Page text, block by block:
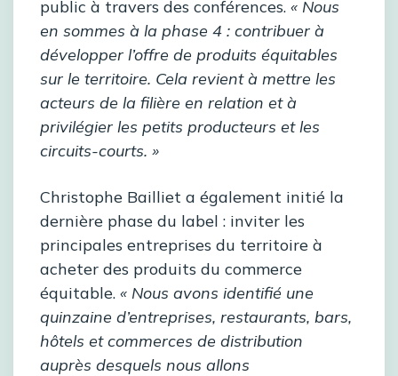
public à travers des conférences. « Nous
en sommes à la phase 4 : contribuer à
développer l’offre de produits équitables
sur le territoire. Cela revient à mettre les
acteurs de la filière en relation et à
privilégier les petits producteurs et les
circuits-courts. »
Christophe Bailliet a également initié la
dernière phase du label : inviter les
principales entreprises du territoire à
acheter des produits du commerce
équitable. « Nous avons identifié une
quinzaine d’entreprises, restaurants, bars,
hôtels et commerces de distribution
auprès desquels nous allons